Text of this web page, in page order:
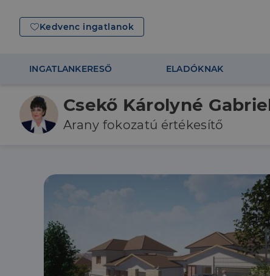
Kedvenc ingatlanok
INGATLANKERESŐ ELADÓKNAK
Csekő Károlyné
Arany fokozatú értékesítő